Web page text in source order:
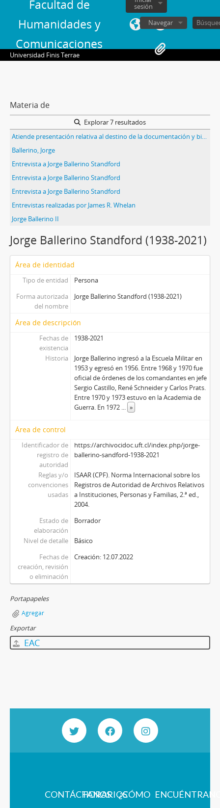
Facultad de
Humanidades y
Comunicaciones
sesión
Navegar
Universidad Finis Terrae
Materia de
Explorar 7 resultados
Atiende presentación relativa al destino de la documentación y bienes muebles del Consejo de Estado
Ballerino, Jorge
Entrevista a Jorge Ballerino Standford
Entrevista a Jorge Ballerino Standford
Entrevista a Jorge Ballerino Standford
Entrevistas realizadas por James R. Whelan
Jorge Ballerino II
Jorge Ballerino Standford (1938-2021)
Área de identidad
Tipo de entidad
Persona
Forma autorizada
del nombre
Jorge Ballerino Standford (1938-2021)
Área de descripción
Fechas de
existencia
1938-2021
Historia
Jorge Ballerino ingresó a la Escuela Militar en
1953 y egresó en 1956. Entre 1968 y 1970 fue
oficial de órdenes de los comandantes en jefe
Sergio Castillo, René Schneider y Carlos Prats.
Entre 1970 y 1973 estuvo en la Academia de
Guerra. En 1972 ... »
Área de control
Identificador de
registro de
autoridad
https://archivocidoc.uft.cl/index.php/jorge-
ballerino-sandford-1938-2021
Reglas y/o
convenciones
usadas
ISAAR (CPF). Norma Internacional sobre los
Registros de Autoridad de Archivos Relativos
a Instituciones, Personas y Familias, 2.ª ed.,
2004.
Estado de
elaboración
Borrador
Nivel de detalle
Básico
Fechas de
creación, revisión
o eliminación
Creación: 12.07.2022
Portapapeles
Agregar
Exportar
EAC
CONTÁCTANOS
HORARIOS¿CÓMO